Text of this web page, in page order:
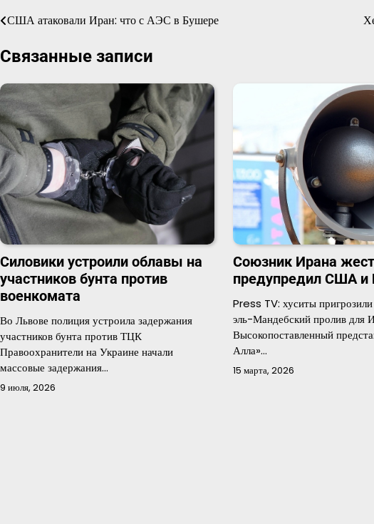
Навигация
по
США атаковали Иран: что с АЭС в Бушере
Связанные записи
Силовики устроили облавы на
участников бунта против
военкомата
Во Львове полиция устроила задержания
участников бунта против ТЦК
Правоохранители на Украине начали
массовые задержания…
9 июля, 2026
Союзник Ирана
предупредил США и
Press TV: хуситы
эль-Мандебский пролив
Высокопоставленный
Алла»…
15 марта, 2026